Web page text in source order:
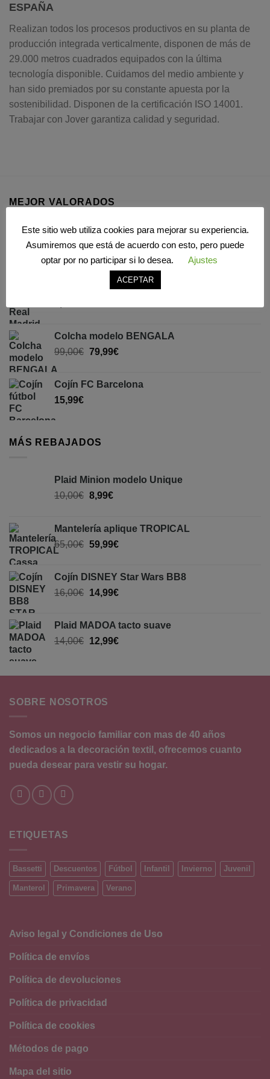
ESPAÑA
Realizan todos los procesos productivos en su planta de
producción integrada verticalmente, disponen de más de
29.000 metros cuadrados equipados con la última
tecnología disponible. Cuidamos del medio ambiente y
han sido premiados por su constante apuesta por la
sostenibilidad. Disponen de la certificación ISO 14001.
Trabajar con Jover garantiza calidad y seguridad.
MEJOR VALORADOS
71,99€
Cojín Real Madrid
Colcha modelo BENGALA
99,00€ 79,99€
Cojín FC Barcelona
15,99€
MÁS REBAJADOS
Plaid Minion modelo Unique
10,00€ 8,99€
Mantelería aplique TROPICAL
65,00€ 59,99€
Cojín DISNEY Star Wars BB8
16,00€ 14,99€
Plaid MADOA tacto suave
14,00€ 12,99€
SOBRE NOSOTROS
Somos un negocio familiar con mas de 40 años
dedicados a la decoración textil, ofrecemos cuanto
pueda desear para vestir su hogar.
ETIQUETAS
Bassetti Descuentos Fútbol Infantil Invierno Juvenil
Manterol Primavera Verano
Aviso legal y Condiciones de Uso
Política de envíos
Política de devoluciones
Política de privacidad
Política de cookies
Métodos de pago
Mapa del sitio
Este sitio web utiliza cookies para mejorar su experiencia.
Asumiremos que está de acuerdo con esto, pero puede
optar por no participar si lo desea.
Ajustes
ACEPTAR